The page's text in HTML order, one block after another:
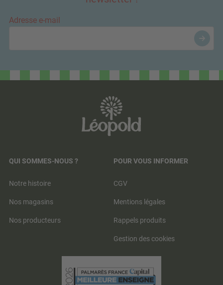
Adresse e-mail
QUI SOMMES-NOUS ?
Notre histoire
Nos magasins
Nos producteurs
POUR VOUS INFORMER
CGV
Mentions légales
Rappels produits
Gestion des cookies